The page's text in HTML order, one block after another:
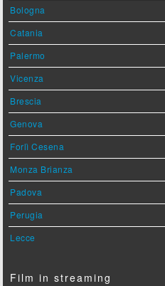
Bologna
Catania
Palermo
Vicenza
Brescia
Genova
Forlì Cesena
Monza Brianza
Padova
Perugia
Lecce
Film in streaming